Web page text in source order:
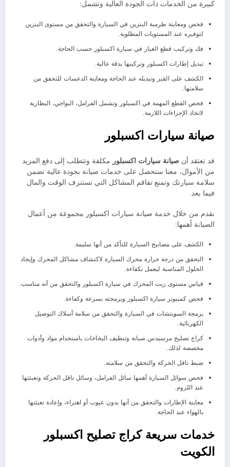
كبيرة من الخدمات ذات الجودة العالية وتشمل:
فحص ومعاينة طرمبة البنزين في السيارة والتحقق من مستوى البنزين
لتوفيره عند المستويات المطلوبة.
فك وتركيب قطع الغيار في سيارة اكسبلور حسب الحاجة.
تبديل إطارات اكسبلور وتركيبها بدقة عالية.
الكشف على القير وتبديله عند الحاجة ومعاينة الدعسات للتحقق من
سلامتها.
فحص القطع المهمة في اكسبلور وتشمل الفرامل، البواجي، البطارية
لاتخاذ الإجراءات اللازمة.
صيانة سيارات اكسبلور
قد تعتقد أن صيانة سيارات اكسبلور مكلفة وتتطلب إلى دفع المزيد
من الأموال، معنا ستحصل على خدمات صيانة بجودة عالية تضمن
سلامة سيارتك وتمنع تفاقم المشاكل التي تستنزف الوقت والمال
فيما بعد.
نقدم من خلال خدمة صيانة سيارات اكسبلور مجموعة من أعمال
الصيانة أهمها:
الكشف على مصابيح السيارة للتأكد من أنها سليمة.
التحقق من درجة حرارة محرك السيارة لاكتشاف مشاكل المحرك وإيجاد
الحلول المناسبة ليعمل بكفاءة.
قياس مستوى زيت المحرك في سيارة اكسبلور والتحقق من أنه مناسب.
فحص كمبيوتر سيارة اكسبلور وبرمجته بسرعة وكفاءة.
برمجة السويتشات في السيارة والتحقق من سلامة أسلاك التوصيل
الكهربائية.
كراج تصليح مرسيدس صيانة وتنظيف البخاخات باستخدام مواد وأدوات
مخصصة لذلك.
ضبط ناقل الحركة والتحقق من سلامته.
فحص سوائل السيارة أهمها سائل الفرامل، وسائل ناقل الحركة وتعبئتها
عند اللزوم.
معاينة الإطارات والتحقق من أنها بدون عيوب أو اهتراء، وإعادة تعبئتها
بالهواء عند الحاجة.
خدمات سريعة كراج تصليح اكسبلور
الكويت